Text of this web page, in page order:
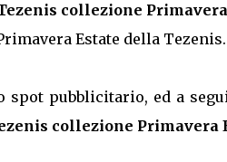
collezione Primavera
Estate della Tezenis.
spot pubblicitario, ed a
collezione Primavera